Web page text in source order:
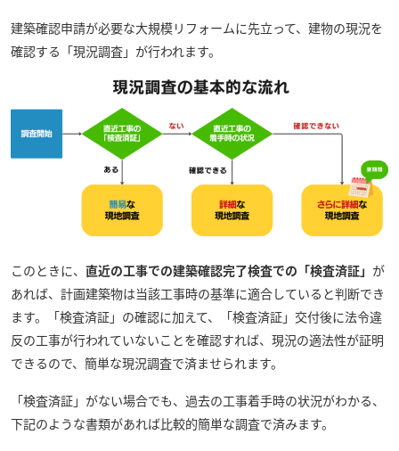
建築確認申請が必要な大規模リフォームに先立って、建物の現況を
確認する「現況調査」が行われます。
このときに、 直近の工事での建築確認完了検査での「検査済証」 が
あれば、計画建築物は当該工事時の基準に適合していると判断でき
ます。「検査済証」の確認に加えて、「検査済証」交付後に法令違
反の工事が行われていないことを確認すれば、現況の適法性が証明
できるので、簡単な現況調査で済ませられます。
「検査済証」がない場合でも、過去の工事着手時の状況がわかる、
下記のような書類があれば比較的簡単な調査で済みます。